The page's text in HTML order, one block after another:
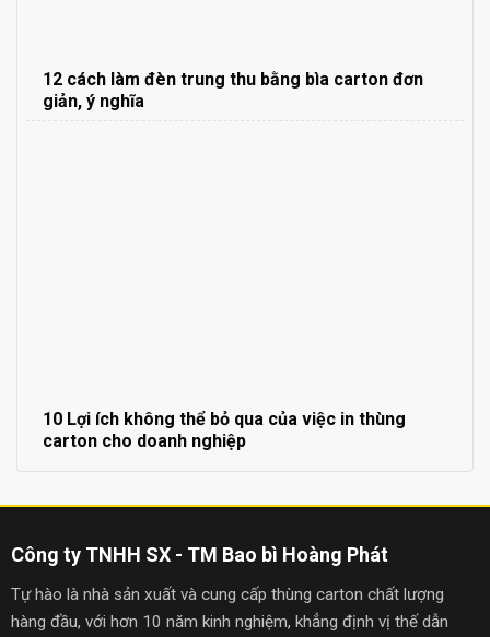
12 cách làm đèn trung thu bằng bìa carton đơn
giản, ý nghĩa
10 Lợi ích không thể bỏ qua của việc in thùng
carton cho doanh nghiệp
Công ty TNHH SX - TM Bao bì Hoàng Phát
Tự hào là nhà sản xuất và cung cấp thùng carton chất lượng
hàng đầu, với hơn 10 năm kinh nghiệm, khẳng định vị thế dẫn